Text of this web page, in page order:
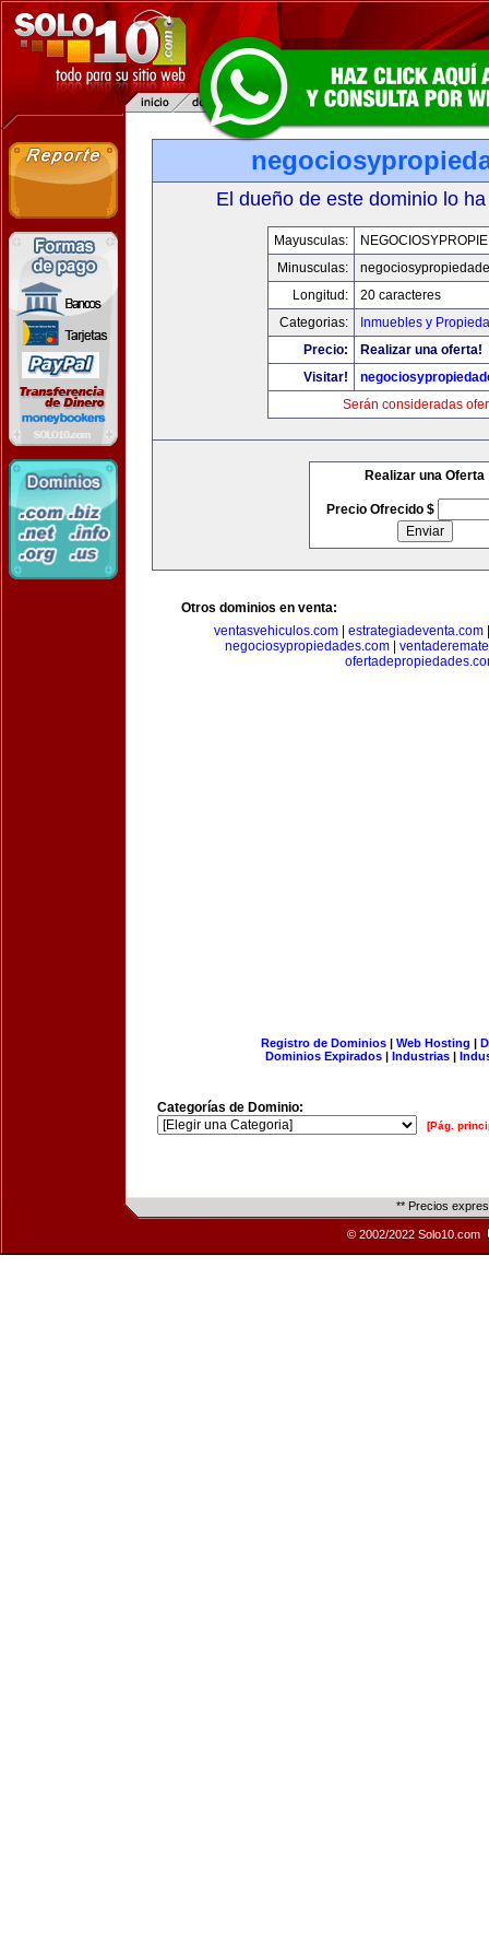
El dueño de este dominio lo
Mayusculas:
Minusculas:
Longitud:
20 caracteres
Categorias:
Inmuebles y
Precio:
Realizar una oferta!
Visitar!
Serán consideradas
Realizar una Oferta
Precio Ofrecido $
Otros dominios en venta:
ventasvehiculos.com
estrategiadeventa.com
negociosypropiedades.com
Registro de Dominios| Web Hosting |
Dominios Expirados | Industrias |
Categorías de Dominio:
[Pág.
** Precios
© 2002/2022 Solo10.com